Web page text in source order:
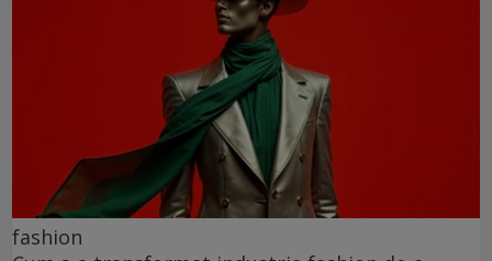
fashion